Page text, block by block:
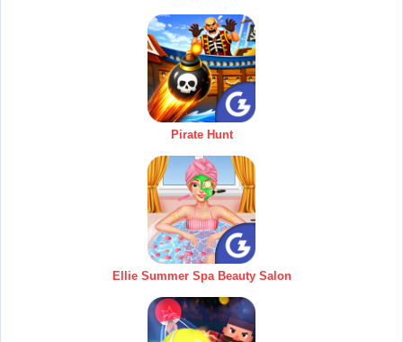
Pirate Hunt
Ellie Summer Spa Beauty Salon